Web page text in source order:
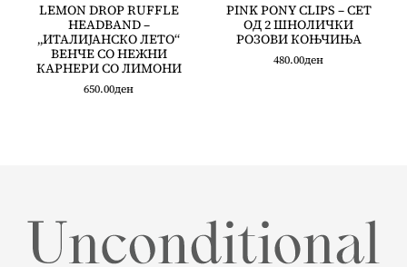
LEMON DROP RUFFLE
HEADBAND –
„ИТАЛИЈАНСКО ЛЕТО“
ВЕНЧЕ СО НЕЖНИ
КАРНЕРИ СО ЛИМОНИ
650.00ден
PINK PONY CLIPS – СЕТ
ОД 2 ШНОЛИЧКИ
РОЗОВИ КОЊЧИЊА
480.00ден